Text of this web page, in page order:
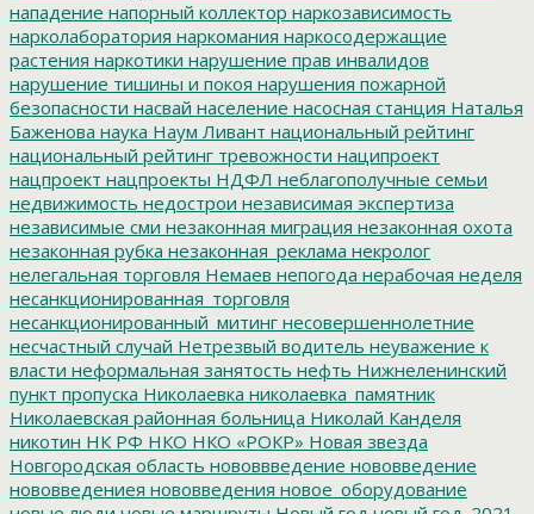
нападение напорный коллектор наркозависимость
нарколаборатория наркомания наркосодержащие
растения наркотики нарушение прав инвалидов
нарушение тишины и покоя нарушения пожарной
безопасности насвай население насосная станция Наталья
Баженова наука Наум Ливант национальный рейтинг
национальный рейтинг тревожности наципроект
нацпроект нацпроекты НДФЛ неблагополучные семьи
недвижимость недострои независимая экспертиза
независимые сми незаконная миграция незаконная охота
незаконная рубка незаконная_реклама некролог
нелегальная торговля Немаев непогода нерабочая неделя
несанкционированная_торговля
несанкционированный_митинг несовершеннолетние
несчастный случай Нетрезвый водитель неуважение к
власти неформальная занятость нефть Нижнеленинский
пункт пропуска Николаевка николаевка_памятник
Николаевская районная больница Николай Канделя
никотин НК РФ НКО НКО «РОКР» Новая звезда
Новгородская область нововвведение нововведение
нововведениея нововведения новое_оборудование